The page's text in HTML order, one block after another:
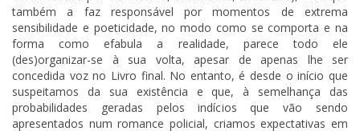
também a faz responsável por momentos de extrema
sensibilidade e poeticidade, no modo como se comporta e na
forma como efabula a realidade, parece todo ele
(des)organizar-se à sua volta, apesar de apenas lhe ser
concedida voz no Livro final. No entanto, é desde o início que
suspeitamos da sua existência e que, à semelhança das
probabilidades geradas pelos indícios que vão sendo
apresentados num romance policial, criamos expectativas em